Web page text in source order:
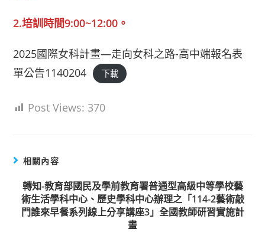
2.培訓時間9:00~12:00。
2025國際女科計畫—走向女科之路-高中端報名表
單公告1140204
下載
Post Views: 370
相關內容
轉知-教育部國民及學前教育署普通型高級中等學校藝
術生活學科中心、歷史學科中心辦理之「114-2藝術敲
門誰來早餐系列線上分享講座3」全國教師研習實施計
畫